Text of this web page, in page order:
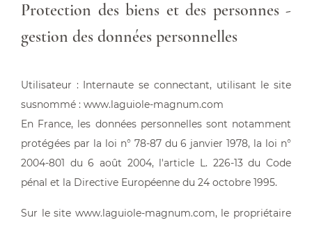
Protection des biens et des personnes -
gestion des données personnelles
Utilisateur : Internaute se connectant, utilisant le site
susnommé : www.laguiole-magnum.com
En France, les données personnelles sont notamment
protégées par la loi n° 78-87 du 6 janvier 1978, la loi n°
2004-801 du 6 août 2004, l'article L. 226-13 du Code
pénal et la Directive Européenne du 24 octobre 1995.
Sur le site www.laguiole-magnum.com, le propriétaire